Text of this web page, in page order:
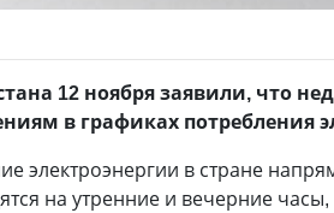
12 ноября заявили, что
в графиках потребления
электроэнергии в стране
на утренние и вечерние